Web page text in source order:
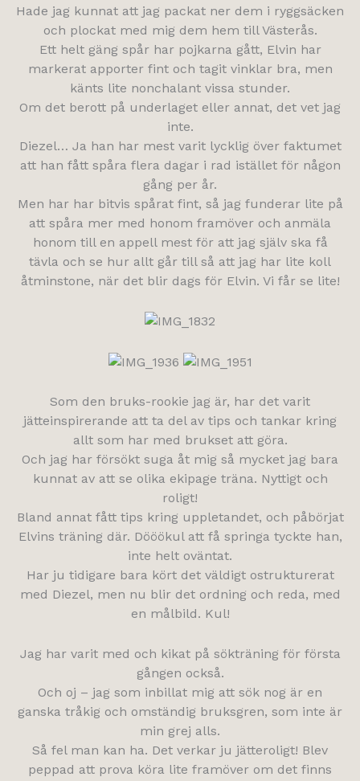
Hade jag kunnat att jag packat ner dem i ryggsäcken
och plockat med mig dem hem till Västerås.
Ett helt gäng spår har pojkarna gått, Elvin har
markerat apporter fint och tagit vinklar bra, men
känts lite nonchalant vissa stunder.
Om det berott på underlaget eller annat, det vet jag
inte.
Diezel… Ja han har mest varit lycklig över faktumet
att han fått spåra flera dagar i rad istället för någon
gång per år.
Men har har bitvis spårat fint, så jag funderar lite på
att spåra mer med honom framöver och anmäla
honom till en appell mest för att jag själv ska få
tävla och se hur allt går till så att jag har lite koll
åtminstone, när det blir dags för Elvin. Vi får se lite!
Som den bruks-rookie jag är, har det varit
jätteinspirerande att ta del av tips och tankar kring
allt som har med brukset att göra.
Och jag har försökt suga åt mig så mycket jag bara
kunnat av att se olika ekipage träna. Nyttigt och
roligt!
Bland annat fått tips kring uppletandet, och påbörjat
Elvins träning där. Dööökul att få springa tyckte han,
inte helt oväntat.
Har ju tidigare bara kört det väldigt ostrukturerat
med Diezel, men nu blir det ordning och reda, med
en målbild. Kul!
Jag har varit med och kikat på sökträning för första
gången också.
Och oj – jag som inbillat mig att sök nog är en
ganska tråkig och omständig bruksgren, som inte är
min grej alls.
Så fel man kan ha. Det verkar ju jätteroligt! Blev
peppad att prova köra lite framöver om det finns